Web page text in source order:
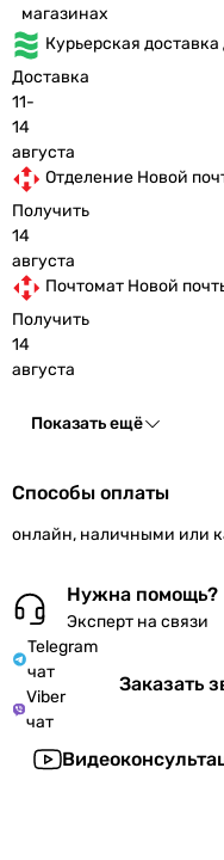
магазинах
Курьерская доставка
Доставка
11-
14
августа
Отделение Новой
Получить
14
августа
Почтомат Новой
Получить
14
августа
Показать ещё
Способы оплаты
онлайн, наличными или
Нужна помощь?
Эксперт на связи
Telegram
чат
Viber
чат
Заказать